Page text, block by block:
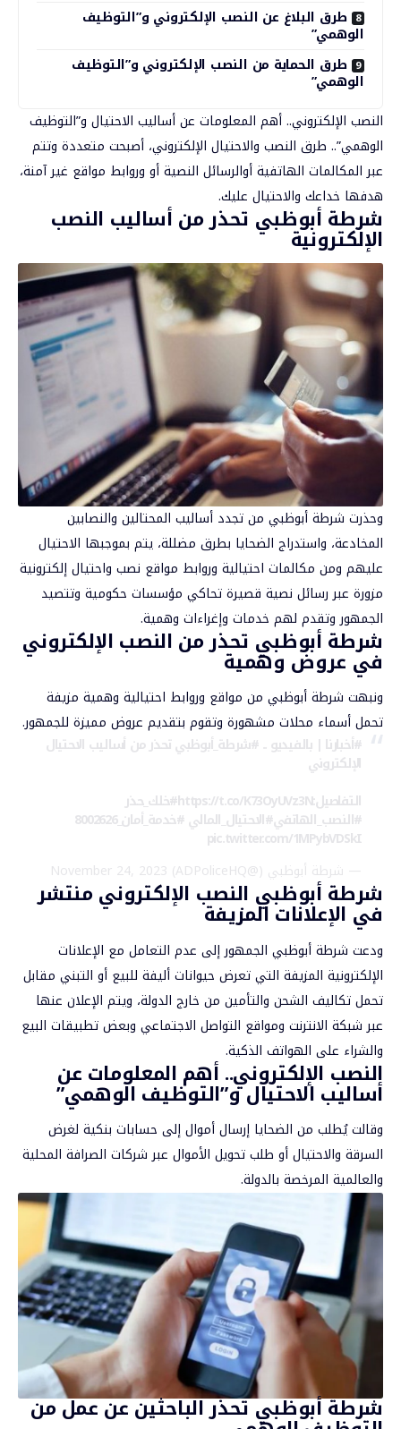
طرق البلاغ عن النصب الإلكتروني و”التوظيف
الوهمي”
طرق الحماية من النصب الإلكتروني و”التوظيف
الوهمي”
النصب الإلكتروني.. أهم المعلومات عن أساليب الاحتيال و”التوظيف
الوهمي”.. طرق النصب والاحتيال الإلكتروني، أصبحت متعددة وتتم
عبر المكالمات الهاتفية أوالرسائل النصية أو وروابط مواقع غير آمنة،
هدفها خداعك والاحتيال عليك.
شرطة أبوظبي تحذر من أساليب النصب
الإلكترونية
وحذرت شرطة أبوظبي من تجدد أساليب المحتالين والنصابين
المخادعة، واستدراج الضحايا بطرق مضللة، يتم بموجبها الاحتيال
عليهم ومن مكالمات احتيالية وروابط مواقع نصب واحتيال إلكترونية
مزورة عبر رسائل نصية قصيرة تحاكي مؤسسات حكومية وتتصيد
الجمهور وتقدم لهم خدمات وإغراءات وهمية.
شرطة أبوظبي تحذر من النصب الإلكتروني
في عروض وهمية
ونبهت شرطة أبوظبي من مواقع وروابط احتيالية وهمية مزيفة
تحمل أسماء محلات مشهورة وتقوم بتقديم عروض مميزة للجمهور.
#أخبارنا | بالفيديو ..#شرطة_أبوظبيتحذر من أساليب الاحتيال
الإلكتروني
التفاصيل:https://t.co/K73OyUVz3N#خلك_حذر
#النصب_الهاتفي#الاحتيال_المالي#خدمة_أمان_8002626
pic.twitter.com/1MPybVDSkI
— شرطة أبوظبي (@ADPoliceHQ)
November 24, 2023
شرطة أبوظبي النصب الإلكتروني منتشر
في الإعلانات المزيفة
ودعت شرطة أبوظبي الجمهور إلى عدم التعامل مع الإعلانات
الإلكترونية المزيفة التي تعرض حيوانات أليفة للبيع أو التبني مقابل
تحمل تكاليف الشحن والتأمين من خارج الدولة، ويتم الإعلان عنها
عبر شبكة الانترنت ومواقع التواصل الاجتماعي وبعض تطبيقات البيع
والشراء على الهواتف الذكية.
النصب الإلكتروني.. أهم المعلومات عن
أساليب الاحتيال و”التوظيف الوهمي”
وقالت يُطلب من الضحايا إرسال أموال إلى حسابات بنكية لغرض
السرقة والاحتيال أو طلب تحويل الأموال عبر شركات الصرافة المحلية
والعالمية المرخصة بالدولة.
شرطة أبوظبي تحذر الباحثين عن عمل من